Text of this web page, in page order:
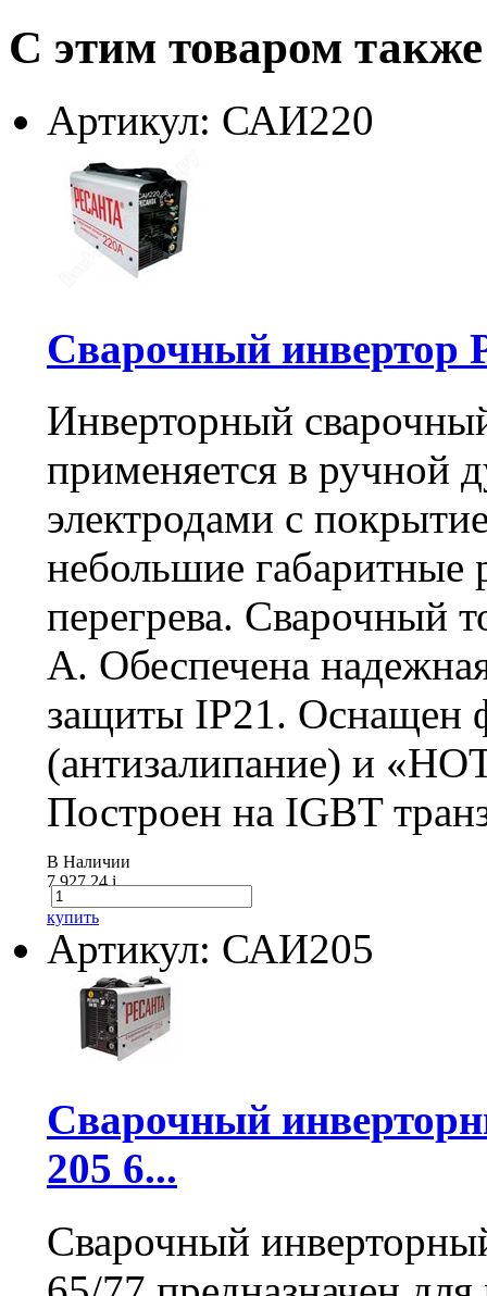
С этим товаром
Артикул: САИ220
Сварочный
Инверторный
применяется в ручной
электродами с
небольшие
перегрева. Сварочный
А. Обеспечена
защиты IP21. Оснащен
(антизалипание) и
Построен на IGBT
В Наличии
7 927.24i
купить
Артикул: САИ205
Сварочный
205 6...
Сварочный